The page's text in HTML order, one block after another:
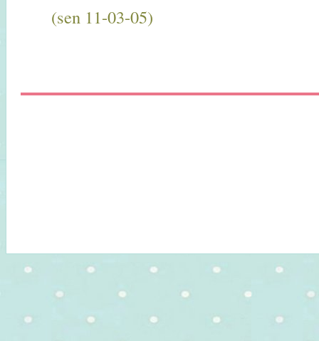
(sen 11-03-05)